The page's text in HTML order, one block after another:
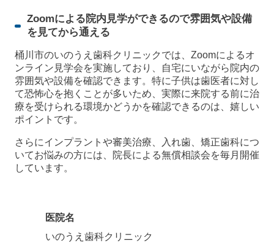
Zoomによる院内見学ができるので雰囲気や設備
を見てから通える
桶川市のいのうえ歯科クリニックでは、Zoomによるオ
ンライン見学会を実施しており、自宅にいながら院内の
雰囲気や設備を確認できます。特に子供は歯医者に対し
て恐怖心を抱くことが多いため、実際に来院する前に治
療を受けられる環境かどうかを確認できるのは、嬉しい
ポイントです。
さらにインプラントや審美治療、入れ歯、矯正歯科につ
いてお悩みの方には、院長による無償相談会を毎月開催
しています。
医院名
いのうえ歯科クリニック